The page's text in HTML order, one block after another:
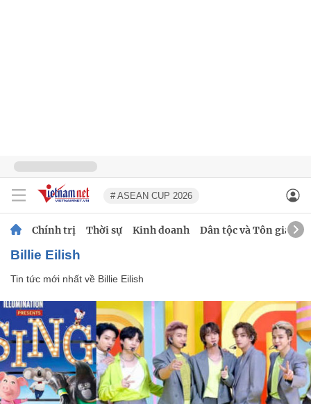
# ASEAN CUP 2026
Chính trị Thời sự Kinh doanh Dân tộc và Tôn giáo
Billie Eilish
Tin tức mới nhất về Billie Eilish